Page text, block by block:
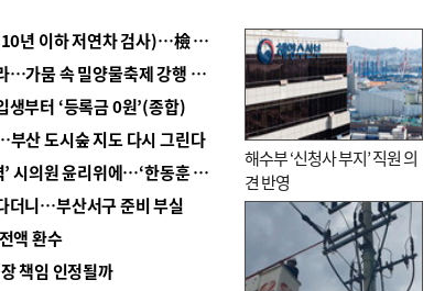
■ 검사 신분 버리고 직급하향(10년 이하 저연차 검사)…檢 중수청행 기피
■ 지역 상권도 말라죽을 판이라…가뭄 속 밀양물축제 강행 논란
부터 ‘등록금 0원’(종합)
산 도시숲 지도 다시 그린다
■ 국힘 부산시당, ‘정이한 조력’ 시의원 윤리위에…‘한동훈 지지’도 신고접수
더니…부산서구 준비 부실
액 환수
책임 인정될까
해수부 ‘신청사 부지’ 직원 의
견 반영